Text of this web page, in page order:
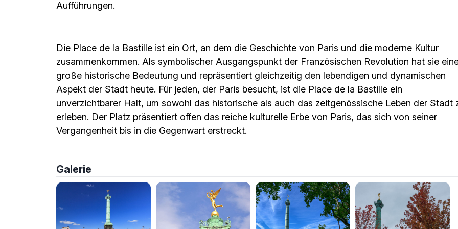
Aufführungen.
Die Place de la Bastille ist ein Ort, an dem die Geschichte von Paris und die moderne Kultur
zusammenkommen. Als symbolischer Ausgangspunkt der Französischen Revolution hat sie
große historische Bedeutung und repräsentiert gleichzeitig den lebendigen und dynamischen
Aspekt der Stadt heute. Für jeden, der Paris besucht, ist die Place de la Bastille ein
unverzichtbarer Halt, um sowohl das historische als auch das zeitgenössische Leben der Stadt
erleben. Der Platz präsentiert offen das reiche kulturelle Erbe von Paris, das sich von seiner
Vergangenheit bis in die Gegenwart erstreckt.
Galerie